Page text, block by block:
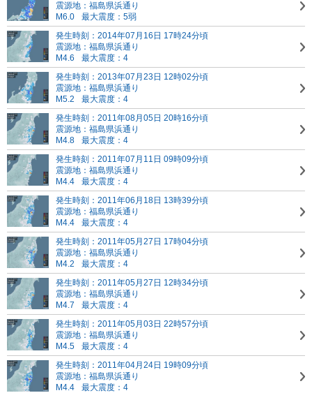
震源地：福島県浜通り
M6.0
最大震度：5弱
発生時刻：2014年07月16日 17時24分頃
震源地：福島県浜通り
M4.6
最大震度：4
発生時刻：2013年07月23日 12時02分頃
震源地：福島県浜通り
M5.2
最大震度：4
発生時刻：2011年08月05日 20時16分頃
震源地：福島県浜通り
M4.8
最大震度：4
発生時刻：2011年07月11日 09時09分頃
震源地：福島県浜通り
M4.4
最大震度：4
発生時刻：2011年06月18日 13時39分頃
震源地：福島県浜通り
M4.4
最大震度：4
発生時刻：2011年05月27日 17時04分頃
震源地：福島県浜通り
M4.2
最大震度：4
発生時刻：2011年05月27日 12時34分頃
震源地：福島県浜通り
M4.7
最大震度：4
発生時刻：2011年05月03日 22時57分頃
震源地：福島県浜通り
M4.5
最大震度：4
発生時刻：2011年04月24日 19時09分頃
震源地：福島県浜通り
M4.4
最大震度：4